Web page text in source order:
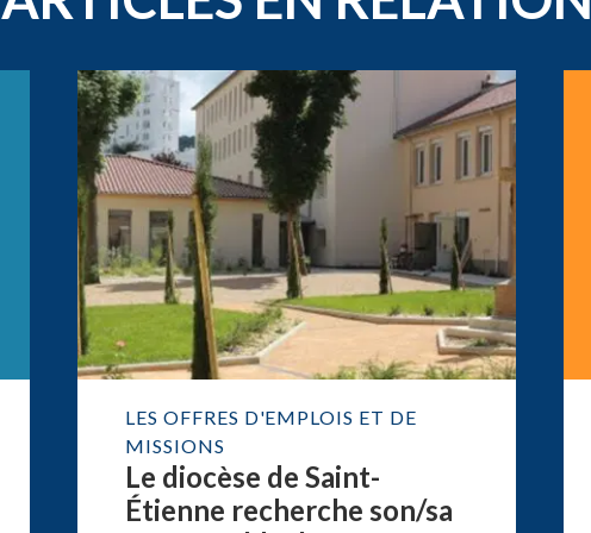
LES OFFRES D'EMPLOIS ET DE
MISSIONS
Le diocèse de Saint-
Étienne recherche son/sa